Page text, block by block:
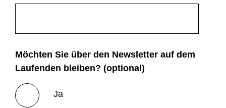
Möchten Sie über den Newsletter auf dem
Laufenden bleiben? (optional)
Ja